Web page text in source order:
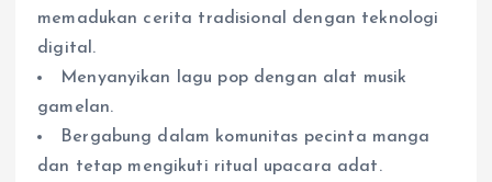
memadukan cerita tradisional dengan teknologi
digital.
Menyanyikan lagu pop dengan alat musik
gamelan.
Bergabung dalam komunitas pecinta manga
dan tetap mengikuti ritual upacara adat.